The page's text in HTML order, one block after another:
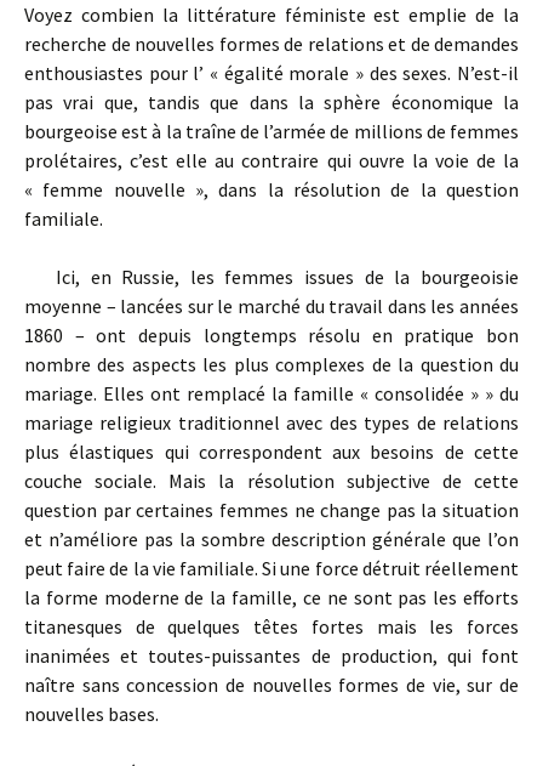
Voyez combien la littérature féministe est emplie de la
recherche de nouvelles formes de relations et de demandes
enthousiastes pour l’ « égalité morale » des sexes. N’est-il
pas vrai que, tandis que dans la sphère économique la
bourgeoise est à la traîne de l’armée de millions de femmes
prolétaires, c’est elle au contraire qui ouvre la voie de la
« femme nouvelle », dans la résolution de la question
familiale.
Ici, en Russie, les femmes issues de la bourgeoisie
moyenne – lancées sur le marché du travail dans les années
1860 – ont depuis longtemps résolu en pratique bon
nombre des aspects les plus complexes de la question du
mariage. Elles ont remplacé la famille « consolidée » » du
mariage religieux traditionnel avec des types de relations
plus élastiques qui correspondent aux besoins de cette
couche sociale. Mais la résolution subjective de cette
question par certaines femmes ne change pas la situation
et n’améliore pas la sombre description générale que l’on
peut faire de la vie familiale. Si une force détruit réellement
la forme moderne de la famille, ce ne sont pas les efforts
titanesques de quelques têtes fortes mais les forces
inanimées et toutes-puissantes de production, qui font
naître sans concession de nouvelles formes de vie, sur de
nouvelles bases.